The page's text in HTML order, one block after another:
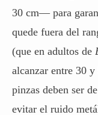
30 cm— para
quede fuera del
(que en adultos de
alcanzar entre 30
pinzas deben ser
evitar el ruido